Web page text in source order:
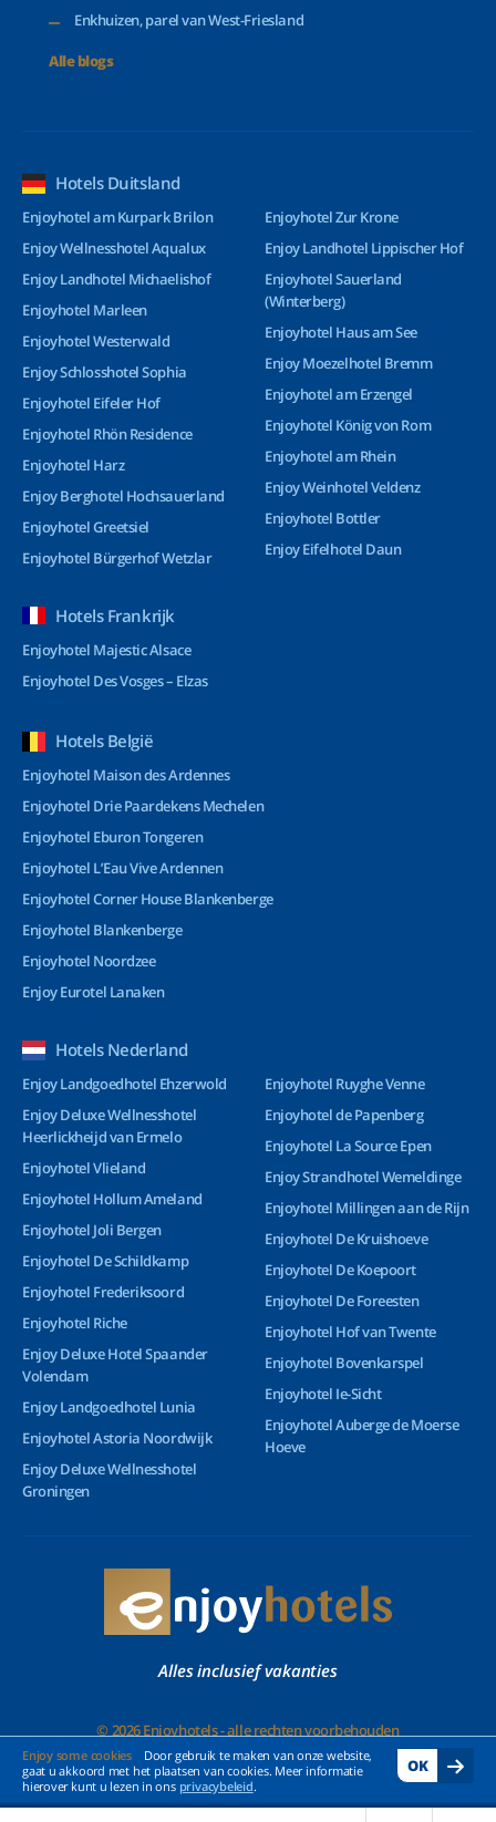
Enjoy some cookies
Door gebruik te maken van onze website,
gaat u akkoord met het plaatsen van cookies. Meer informatie
hierover kunt u lezen in ons privacybeleid.
OK
Enkhuizen, parel van West-Friesland
Alle blogs
Hotels Duitsland
Enjoyhotel am Kurpark Brilon
Enjoy Wellnesshotel Aqualux
Enjoy Landhotel Michaelishof
Enjoyhotel Marleen
Enjoyhotel Westerwald
Enjoy Schlosshotel Sophia
Enjoyhotel Eifeler Hof
Enjoyhotel Rhön Residence
Enjoyhotel Harz
Enjoy Berghotel Hochsauerland
Enjoyhotel Greetsiel
Enjoyhotel Bürgerhof Wetzlar
Enjoyhotel Zur Krone
Enjoy Landhotel Lippischer Hof
Enjoyhotel Sauerland
(Winterberg)
Enjoyhotel Haus am See
Enjoy Moezelhotel Bremm
Enjoyhotel am Erzengel
Enjoyhotel König von Rom
Enjoyhotel am Rhein
Enjoy Weinhotel Veldenz
Enjoyhotel Bottler
Enjoy Eifelhotel Daun
Hotels Frankrijk
Enjoyhotel Majestic Alsace
Enjoyhotel Des Vosges – Elzas
Hotels België
Enjoyhotel Maison des Ardennes
Enjoyhotel Drie Paardekens Mechelen
Enjoyhotel Eburon Tongeren
Enjoyhotel L’Eau Vive Ardennen
Enjoyhotel Corner House Blankenberge
Enjoyhotel Blankenberge
Enjoyhotel Noordzee
Enjoy Eurotel Lanaken
Hotels Nederland
Enjoy Landgoedhotel Ehzerwold
Enjoy Deluxe Wellnesshotel
Heerlickheijd van Ermelo
Enjoyhotel Vlieland
Enjoyhotel Hollum Ameland
Enjoyhotel Joli Bergen
Enjoyhotel De Schildkamp
Enjoyhotel Frederiksoord
Enjoyhotel Riche
Enjoy Deluxe Hotel Spaander
Volendam
Enjoy Landgoedhotel Lunia
Enjoyhotel Astoria Noordwijk
Enjoy Deluxe Wellnesshotel
Groningen
Enjoyhotel Ruyghe Venne
Enjoyhotel de Papenberg
Enjoyhotel La Source Epen
Enjoy Strandhotel Wemeldinge
Enjoyhotel Millingen aan de Rijn
Enjoyhotel De Kruishoeve
Enjoyhotel De Koepoort
Enjoyhotel De Foreesten
Enjoyhotel Hof van Twente
Enjoyhotel Bovenkarspel
Enjoyhotel Ie-Sicht
Enjoyhotel Auberge de Moerse
Hoeve
Alles inclusief vakanties
© 2026 Enjoyhotels - alle rechten voorbehouden